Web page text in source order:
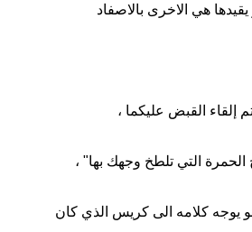
هي الاخرى بالاصفاد
إلقاء القبض عليكما ،
التي تلطخ وجهك بها" ،
يوجه كلامه الى كريس الذي كان